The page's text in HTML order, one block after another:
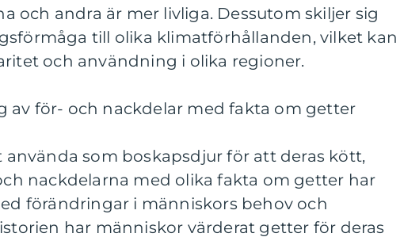
och andra är mer livliga. Dessutom skiljer sig
till olika klimatförhållanden, vilket kan
och användning i olika regioner.
av för- och nackdelar med fakta om getter
använda som boskapsdjur för att deras kött,
nackdelarna med olika fakta om getter har
förändringar i människors behov och
har människor värderat getter för deras